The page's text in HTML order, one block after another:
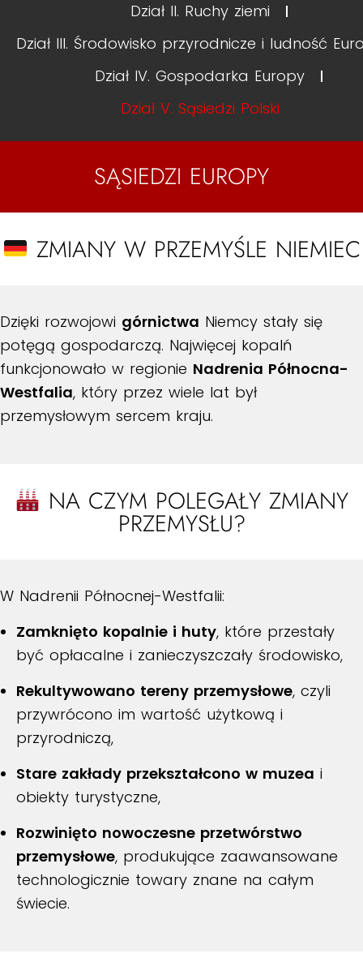
Dział II. Ruchy ziemi
Dział III. Środowisko przyrodnicze i ludność
Dział IV. Gospodarka Europy
Dział V. Sąsiedzi Polski
SĄSIEDZI EUROPY
ZMIANY W PRZEMYŚLE NIEMIEC
Dzięki rozwojowi górnictwa Niemcy stały się
potęgą gospodarczą. Najwięcej kopalń
funkcjonowało w regionie Nadrenia Północna-
Westfalia, który przez wiele lat był
przemysłowym sercem kraju.
NA CZYM POLEGAŁY ZMIANY
PRZEMYSŁU?
W Nadrenii Północnej-Westfalii:
Zamknięto kopalnie i huty, które przestały
być opłacalne i zanieczyszczały środowisko,
Rekultywowano tereny przemysłowe, czyli
przywrócono im wartość użytkową i
przyrodniczą,
Stare zakłady przekształcono w muzea i
obiekty turystyczne,
Rozwinięto nowoczesne przetwórstwo
przemysłowe, produkujące zaawansowane
technologicznie towary znane na całym
świecie.